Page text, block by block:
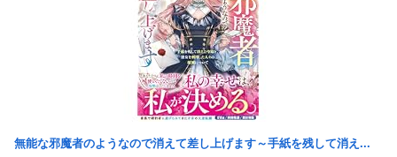
羽田ニアミス搭乗の中国人「補償も見舞いもない」中国ネット
【画像】お前らこの超美人容疑者が、整形か否か判定して！！→
画像がこちらw w w w w w w w w w
パチンコ配信者さん、ミスでSEEDをパンクさせてしまう…
投資家ワイ、スマホポチッとするだけで大金を稼いでしまう
参政党・神谷代表、高市政権の食料品減税を「天下の愚策」と一
【画像】 JKさん、日本最大級の”水かけ祭り”フェスでおっ〇ぱ
い丸見え！大量ぶっかけハプニングｗｗｗ
海外「新キャラもヤバいｗ」ヤニねこ第6話の海外反応
【画像】 『バニーガーデン』のフィギュア、マン肉が見えてしま
無能な邪魔者のようなので消えて差し上げます～手紙を残して消え...